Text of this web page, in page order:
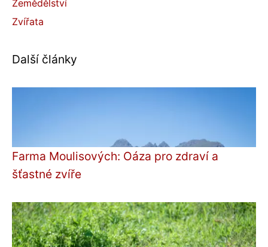
Zemědělství
Zvířata
Další články
Farma Moulisových: Oáza pro zdraví a
šťastné zvíře